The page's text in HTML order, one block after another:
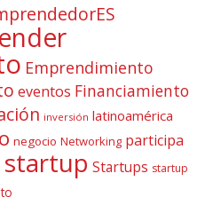
Emprendimiento
eventos Financiamiento
inversión latinoamérica
negocio Networking participa
startup Startups startup